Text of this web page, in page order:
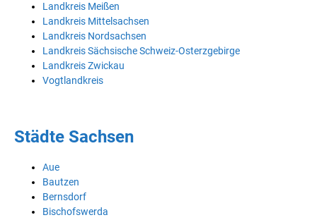
Landkreis Meißen
Landkreis Mittelsachsen
Landkreis Nordsachsen
Landkreis Sächsische Schweiz-Osterzgebirge
Landkreis Zwickau
Vogtlandkreis
Städte Sachsen
Aue
Bautzen
Bernsdorf
Bischofswerda